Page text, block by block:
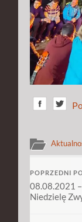
POPRZEDNI
08.08.2021
Niedzielę